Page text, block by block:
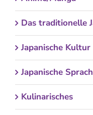
Das traditionelle
Japanische Kultur
Japanische
Kulinarisches